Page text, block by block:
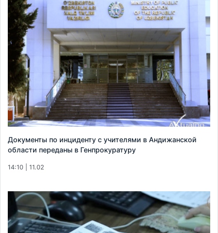
Документы по инциденту с учителями в Андижанской
области переданы в Генпрокуратуру
14:10 | 11.02